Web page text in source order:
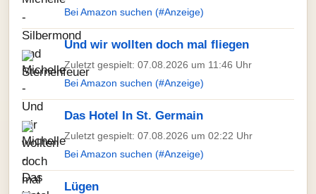
Bei Amazon suchen (#Anzeige)
Und wir wollten doch mal fliegen
Zuletzt gespielt: 07.08.2026 um 11:46 Uhr
Bei Amazon suchen (#Anzeige)
Das Hotel In St. Germain
Zuletzt gespielt: 07.08.2026 um 02:22 Uhr
Bei Amazon suchen (#Anzeige)
Lügen